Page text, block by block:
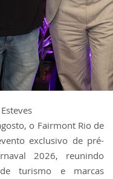
o Fairmont Rio de
exclusivo de pré-
2026, reunindo
de turismo e marcas